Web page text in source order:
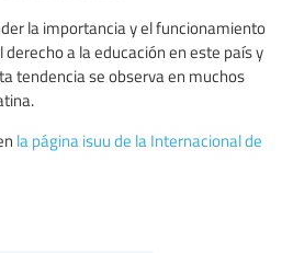
la importancia y el funcionamiento
a la educación en este país y
tendencia se observa en muchos
la página isuu de la Internacional de